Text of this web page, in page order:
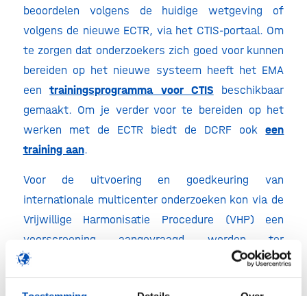
beoordelen volgens de huidige wetgeving of
volgens de nieuwe ECTR, via het CTIS-portaal. Om
te zorgen dat onderzoekers zich goed voor kunnen
bereiden op het nieuwe systeem heeft het EMA
eentrainingsprogramma voor CTIS beschikbaar
gemaakt. Om je verder voor te bereiden op het
werken met de ECTR biedt de DCRF ookeen
training aan.
Voor de uitvoering en goedkeuring van
internationale multicenter onderzoeken kon via de
Vrijwillige Harmonisatie Procedure (VHP) een
voorscreening aangevraagd worden ter
ondersteuning van de aanvraag per land. Met de
invoering van de ECTR stopt de VHP ook. Uiterlijk